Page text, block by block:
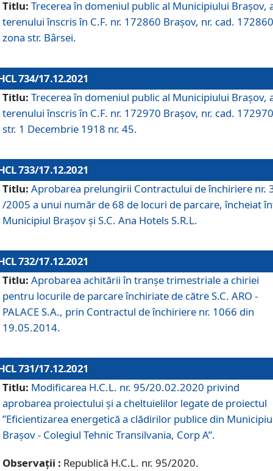
Titlu: Trecerea în domeniul public al Municipiului Braşov,
terenului înscris în C.F. nr. 172860 Brașov, nr. cad.
zona str. Bârsei.
734/17.12.2021
Titlu: Trecerea în domeniul public al Municipiului Braşov,
terenului înscris în C.F. nr. 172970 Brașov, nr. cad.
str. 1 Decembrie 1918 nr. 45.
733/17.12.2021
Titlu: Aprobarea prelungirii Contractului de închiriere nr.
/2005 a unui număr de 68 de locuri de parcare, încheiat
Municipiul Braşov şi S.C. Ana Hotels S.R.L.
732/17.12.2021
Titlu: Aprobarea achitării în tranșe trimestriale a chiriei
pentru locurile de parcare închiriate de către S.C. ARO -
PALACE S.A., prin Contractul de închiriere nr. 1066 din
19.05.2014.
731/17.12.2021
Titlu: Modificarea H.C.L. nr. 95/20.02.2020 privind
aprobarea proiectului și a cheltuielilor legate de proiectul
”Eficientizarea energetică a clădirilor publice din
Brașov - Colegiul Tehnic Transilvania, Corp A”.
Observații : Republică H.C.L. nr. 95/2020.